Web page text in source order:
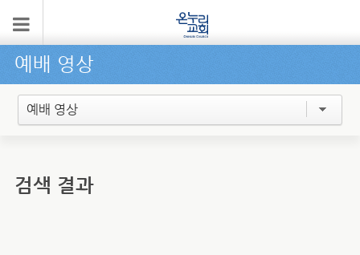
예배 영상
예배 영상
검색 결과